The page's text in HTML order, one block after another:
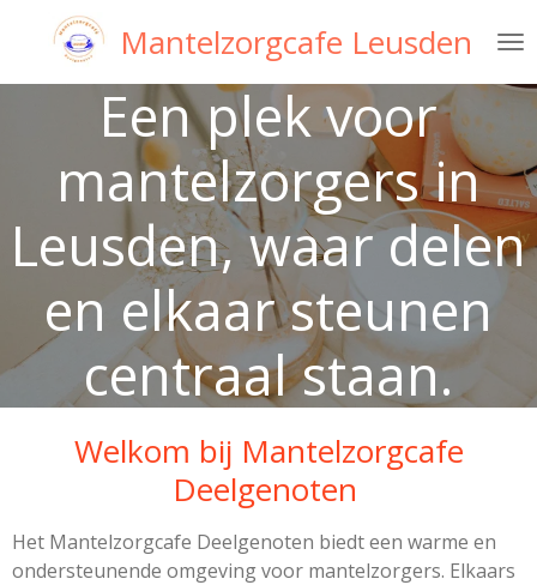
naar
hoofdinhoud
Mantelzorgcafe Leusden
Een plek voor
mantelzorgers in
Leusden, waar delen
en elkaar steunen
centraal staan.
Welkom bij Mantelzorgcafe
Deelgenoten
Het Mantelzorgcafe Deelgenoten biedt een warme en
ondersteunende omgeving voor mantelzorgers. Elkaars